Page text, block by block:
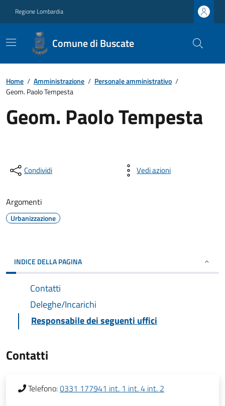
Regione Lombardia
Comune di Buscate
Home / Amministrazione / Personale amministrativo /
Geom. Paolo Tempesta
Geom. Paolo Tempesta
Condividi Vedi azioni
Argomenti
Urbanizzazione
INDICE DELLA PAGINA
Contatti
Deleghe/Incarichi
Responsabile dei seguenti uffici
Contatti
Telefono:0331 177941 int. 1 int. 4 int. 2